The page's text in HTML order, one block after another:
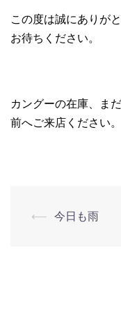
この度は誠にありが
お待ちください。
カングーの在庫、ま
前へご来店ください。
⟵ 今日も雨